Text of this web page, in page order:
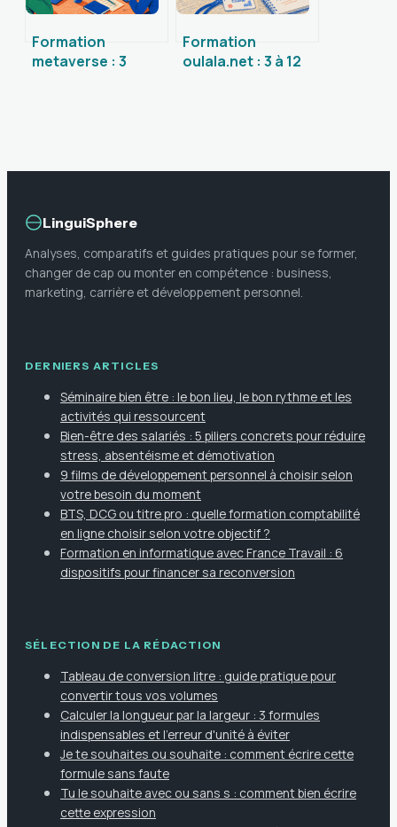
Formation
metaverse : 3
Formation
oulala.net : 3 à 12
LinguiSphere
Analyses, comparatifs et guides pratiques pour se former,
changer de cap ou monter en compétence : business,
marketing, carrière et développement personnel.
DERNIERS ARTICLES
Séminaire bien être : le bon lieu, le bon rythme et les
activités qui ressourcent
Bien-être des salariés : 5 piliers concrets pour réduire
stress, absentéisme et démotivation
9 films de développement personnel à choisir selon
votre besoin du moment
BTS, DCG ou titre pro : quelle formation comptabilité
en ligne choisir selon votre objectif ?
Formation en informatique avec France Travail : 6
dispositifs pour financer sa reconversion
SÉLECTION DE LA RÉDACTION
Tableau de conversion litre : guide pratique pour
convertir tous vos volumes
Calculer la longueur par la largeur : 3 formules
indispensables et l'erreur d'unité à éviter
Je te souhaites ou souhaite : comment écrire cette
formule sans faute
Tu le souhaite avec ou sans s : comment bien écrire
cette expression